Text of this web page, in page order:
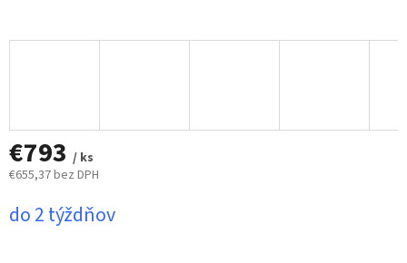
€793 / ks
€655,37 bez DPH
cena:
do 2 týždňov